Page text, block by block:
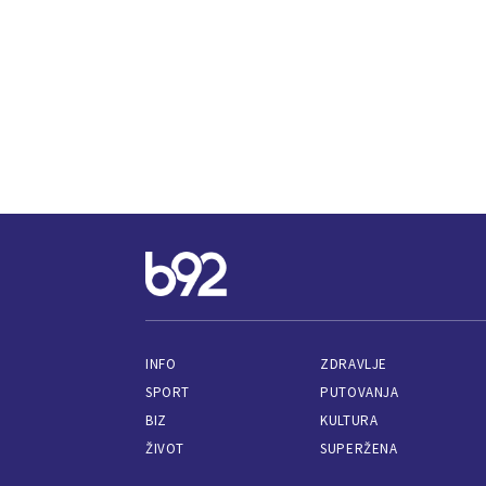
INFO
SPORT
BIZ
ŽIVOT
ZDRAVLJE
PUTOVANJA
KULTURA
SUPERŽENA